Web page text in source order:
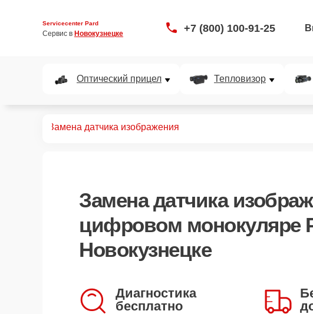
Servicecenter Pard
Сервис в Новокузнецке +7 (800) 100-91-25
Оптический прицел Тепловизор
Замена датчика изображения
Замена датчика
цифровом монокуляре
Новокузнецке
Диагностика
бесплатно